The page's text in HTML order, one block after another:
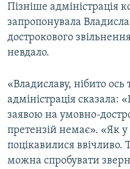
Пізніше адміністрація
запропонувала
дострокового
невдало.
«Владиславу, нібито
адміністрація сказала:
заявою на умовно-
претензій немає». «Як у
поцікавилися
можна спробувати